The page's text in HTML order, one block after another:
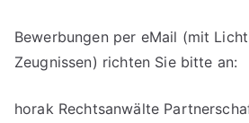
Bewerbungen per eMail (mit
Zeugnissen) richten Sie bitte an:
horak Rechtsanwälte